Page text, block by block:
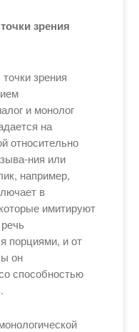
зрения
зрения
и монолог
на
относительно
ния или
например,
в
имитируют
порциями, и от
он
способностью